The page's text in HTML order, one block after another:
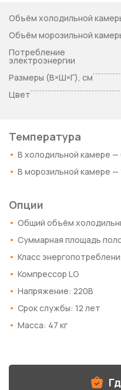
Объём холодильной
Объём морозильной
Потребление
электроэнергии
Размеры (В×Ш×Г), см
Цвет
Температура
В холодильной камере —
В морозильной камере —
Опции
Общий объём
Суммарная площадь
Класс
Компрессор LG
Напряжение: 220В
Срок службы: 12 лет
Масса: 47 кг